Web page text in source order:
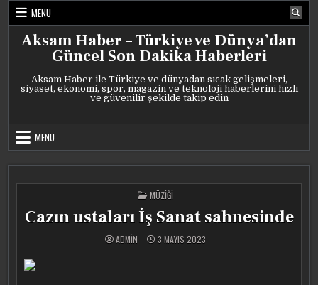
Skip
content
MENU
Aksam Haber – Türkiye ve Dünya’dan
Güncel Son Dakika Haberleri
Aksam Haber ile Türkiye ve dünyadan sıcak gelişmeleri,
siyaset, ekonomi, spor, magazin ve teknoloji haberlerini hızlı
ve güvenilir şekilde takip edin
MENU
POSTED
IN
MÜZIĞI
Cazın ustaları İş Sanat sahnesinde
ADMIN 3 MAYIS 2023